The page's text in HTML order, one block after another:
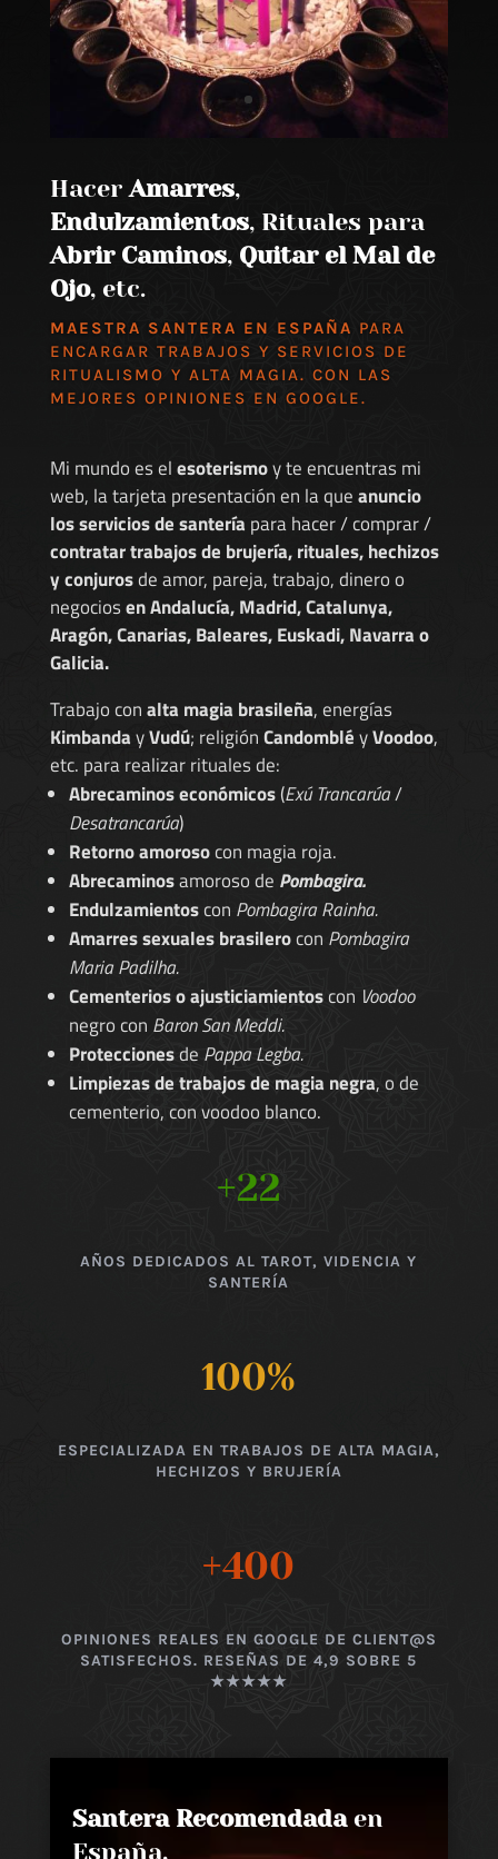
Hacer Amarres,
Endulzamientos, Rituales para
Abrir Caminos, Quitar el Mal de
Ojo, etc.
MAESTRA SANTERA EN ESPAÑA PARA
ENCARGAR TRABAJOS Y SERVICIOS DE
RITUALISMO Y ALTA MAGIA. CON LAS
MEJORES OPINIONES EN GOOGLE.
Mi mundo es elesoterismoy te encuentras mi
web, la tarjeta presentación en la queanuncio
los servicios de santería para hacer / comprar /
contratar trabajos de brujería, rituales, hechizos
y conjurosde amor, pareja, trabajo, dinero o
negociosen Andalucía, Madrid, Catalunya,
Aragón, Canarias, Baleares, Euskadi, Navarra o
Galicia.
Trabajo conalta magia brasileña, energías
KimbandayVudú; religiónCandombléyVoodoo,
etc. para realizar rituales de:
Abrecaminos económicos(Exú Trancarúa/
Desatrancarúa)
Retorno amorosocon magia roja.
Abrecaminosamoroso de Pombagira.
Endulzamientoscon Pombagira Rainha.
Amarres sexuales brasilerocon Pombagira
Maria Padilha.
Cementerios o ajusticiamientoscon Voodoo
negro con Baron San Meddi.
Proteccionesde Pappa Legba.
Limpiezas de trabajos de magia negra, o de
cementerio, con voodoo blanco.
+22
AÑOS DEDICADOS AL TAROT, VIDENCIA Y
SANTERÍA
100%
ESPECIALIZADA EN TRABAJOS DE ALTA MAGIA,
HECHIZOS Y BRUJERÍA
+400
OPINIONES REALES EN GOOGLE DE CLIENT@S
SATISFECHOS. RESEÑAS DE 4,9 SOBRE 5
★★★★★
Santera Recomendadaen
España,